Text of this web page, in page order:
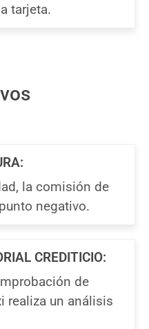
tarjeta.
la comisión de
negativo.
CREDITICIO:
de
realiza un análisis